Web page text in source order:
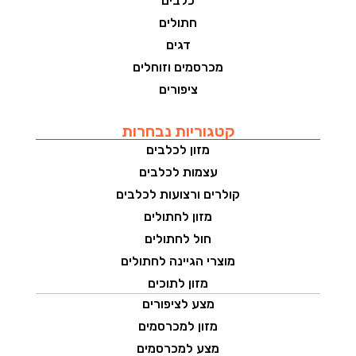
חתולים
דגים
מכרסמים וזוחלים
ציפורים
קטגוריות נבחרות
מזון לכלבים
עצמות לכלבים
קולרים ורצועות לכלבים
מזון לחתולים
חול לחתולים
מוצרי הגיינה לחתולים
מזון לתוכים
מצע לציפורים
מזון למכרסמים
מצע למכרסמים